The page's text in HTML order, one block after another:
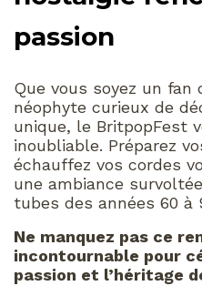
passion
Que vous soyez un fan
néophyte curieux de
unique, le BritpopFest
inoubliable. Préparez
échauffez vos cordes
une ambiance
tubes des années 60 à
Ne manquez pas ce
incontournable pour
passion et l’héritage